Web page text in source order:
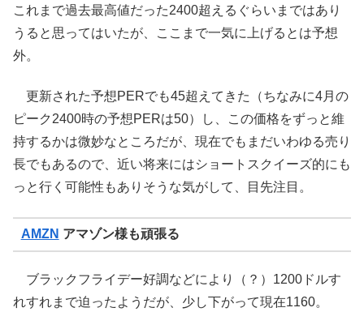
これまで過去最高値だった2400超えるぐらいまではあり
うると思ってはいたが、ここまで一気に上げるとは予想
外。
更新された予想PERでも45超えてきた（ちなみに4月の
ピーク2400時の予想PERは50）し、この価格をずっと維
持するかは微妙なところだが、現在でもまだいわゆる売り
長でもあるので、近い将来にはショートスクイーズ的にも
っと行く可能性もありそうな気がして、目先注目。
AMZN アマゾン様も頑張る
ブラックフライデー好調などにより（？）1200ドルす
れすれまで迫ったようだが、少し下がって現在1160。